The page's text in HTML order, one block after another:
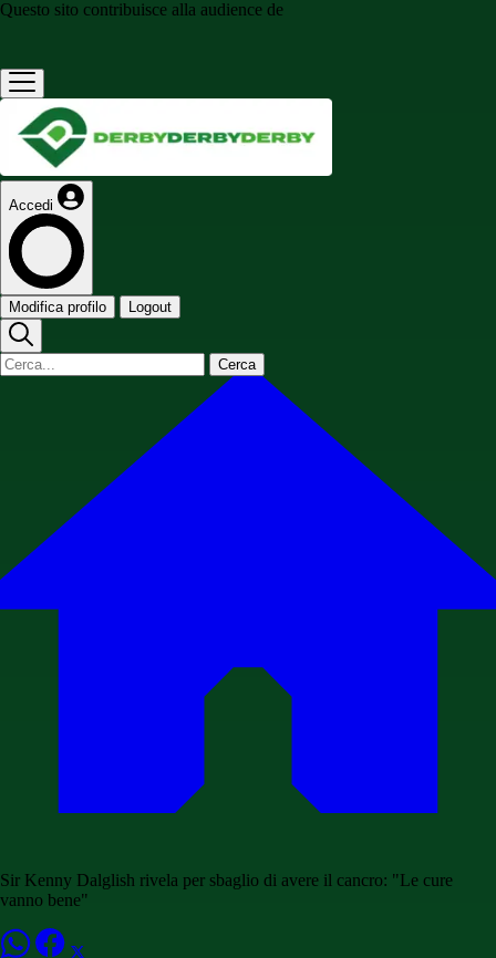
Questo sito contribuisce alla audience de
Accedi
Modifica profilo Logout
Cerca
Sir Kenny Dalglish rivela per sbaglio di avere il cancro: "Le cure
vanno bene"